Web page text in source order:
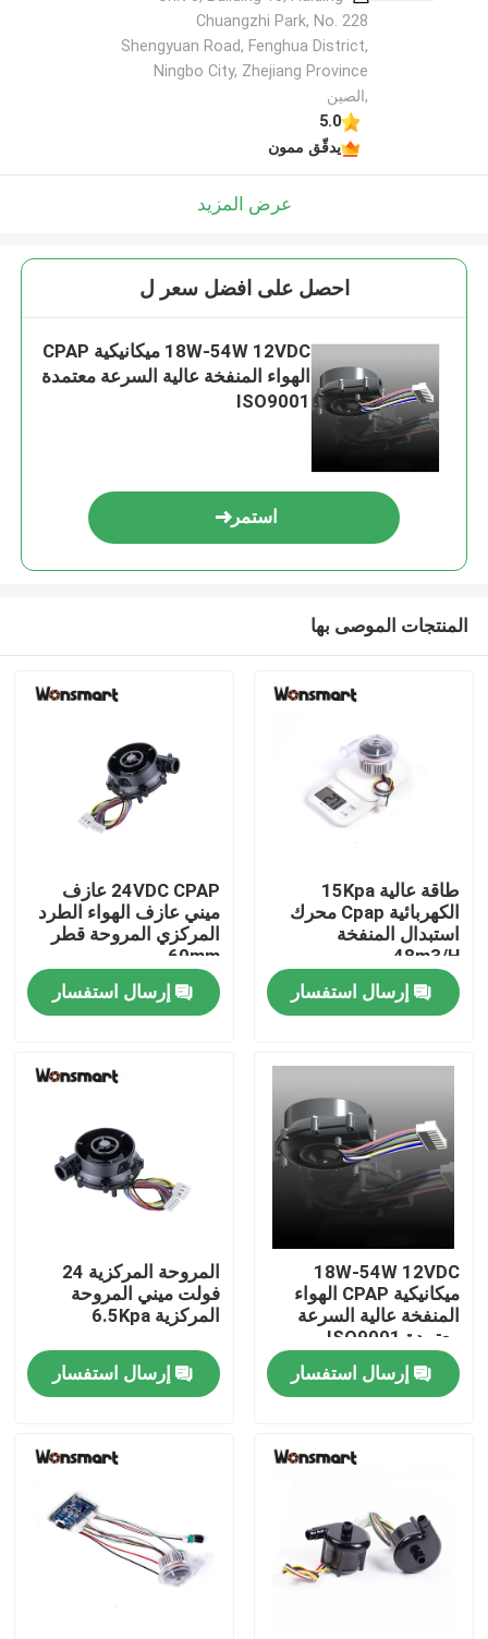
المنزل
فيديوهات
حولنا
جولة في المصنع
مراقبة الجودة
القضايا
Chuangzhi Park, No. 228
Shengyuan Road, Fenghua District,
Ningbo City, Zhejiang Province
,الصين
5.0
يدقّق ممون
عرض المزيد
احصل على افضل سعر ل
18W-54W 12VDC ميكانيكية CPAP
الهواء المنفخة عالية السرعة معتمدة
ISO9001
استمر
المنتجات الموصى بها
طاقة عالية 15Kpa
الكهربائية Cpap محرك
استبدال المنفخة
48m3/H
إرسال استفسار
24VDC CPAP عازف
ميني عازف الهواء الطرد
المركزي المروحة قطر
60mm
إرسال استفسار
18W-54W 12VDC
ميكانيكية CPAP الهواء
المنفخة عالية السرعة
معتمدة ISO9001
إرسال استفسار
المروحة المركزية 24
فولت ميني المروحة
المركزية 6.5Kpa
إرسال استفسار